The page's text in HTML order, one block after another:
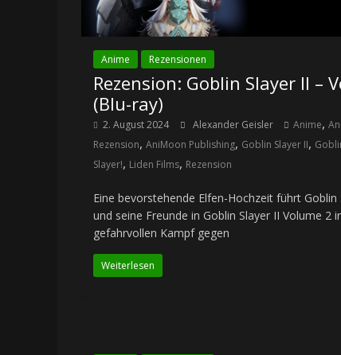
Anime Rezensionen
Rezension: Goblin Slayer II –
(Blu-ray)
2. August 2024 Alexander Geisler Anime,
Rezension, AniMoon Publishing, Goblin Slayer II,
Slayer!, Liden Films, Rezension
Eine bevorstehende Elfen-Hochzeit führt Goblin
und seine Freunde in Goblin Slayer II Volume 2
gefahrvollen Kampf gegen
Weiterlesen